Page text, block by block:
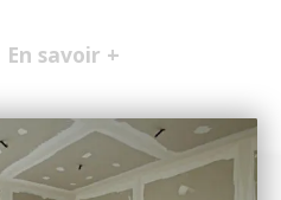
En savoir +